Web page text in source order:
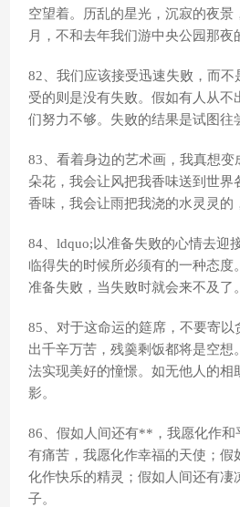
空望着。历乱的星光，沉寂的夜景
月，不和去年我们游中央公园那夜
82、我们应该接受迅速失败，而
受的则是没有失败。假如有人从不
们努力不够。失败的结果是试图往
83、看着身边的艺术画，我真想变
朵花，我会让风把我香味送到世界
香味，我会让雨把我浇的水灵灵的
84、ldquo;以准备失败的心情去迎
临得失的时候所必须有的一种态度
准备失败，当失败时就会来不及了。
85、对于这命运的筵席，不要寄
出千辛万苦，残羹剩饭都将是空想
法实现美好的憧憬。如无他人的相
影。
86、假如人间还有**，我愿化作和
有痛苦，我愿化作幸福的天使；假
化作快乐的精灵；假如人间还有凄
子。